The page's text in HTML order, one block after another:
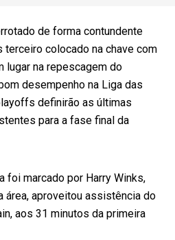
de forma contundente
terceiro colocado na chave com
lugar na repescagem do
desempenho na Liga das
definirão as últimas
para a fase final da
foi marcado por Harry Winks,
área, aproveitou assistência do
aos 31 minutos da primeira